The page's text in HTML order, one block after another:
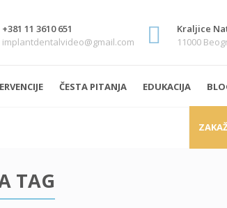
+381 11 3610 651
implantdentalvideo@gmail.com
Kraljice
11000
ČESTA PITANJA EDUKACIJA
TAG